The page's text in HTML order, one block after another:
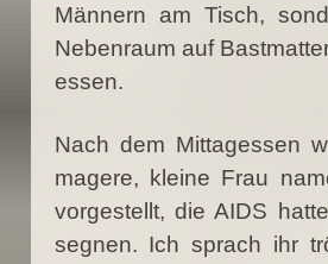
Männern am Tisch,
Nebenraum auf
essen.
Nach dem Mittagessen
magere, kleine Frau
vorgestellt, die AIDS
segnen. Ich sprach ihr